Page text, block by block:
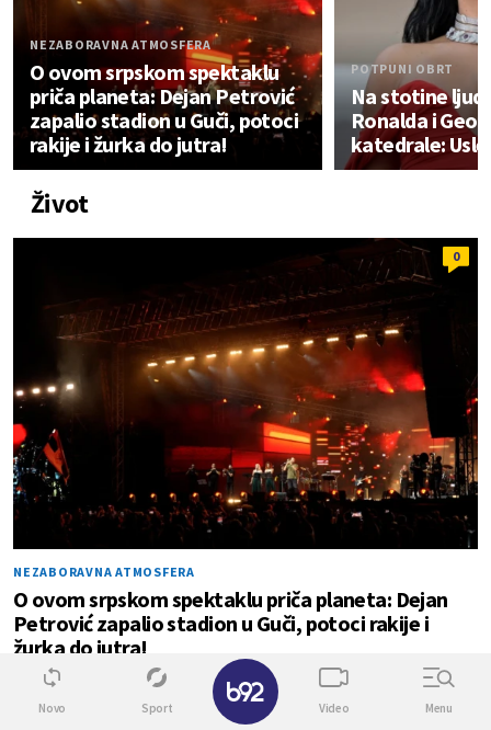
NEZABORAVNA ATMOSFERA
O ovom srpskom spektaklu
priča planeta: Dejan Petrović
zapalio stadion u Guči, potoci
rakije i žurka do jutra!
POTPUNI OBRT
Na stotine
Ronalda i
katedrale:
Život
0
NEZABORAVNA ATMOSFERA
O ovom srpskom spektaklu priča planeta: Dejan
Petrović zapalio stadion u Guči, potoci rakije i
žurka do jutra!
0
Novo Sport Video Menu
✕